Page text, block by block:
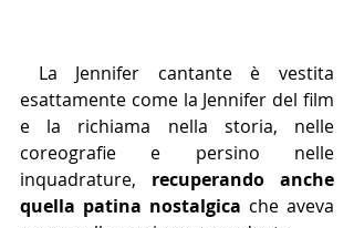
esattamente come la Jennifer del film
e la richiama nella storia, nelle
coreografie e persino nelle
inquadrature, recuperando anche
quella patina nostalgica che aveva